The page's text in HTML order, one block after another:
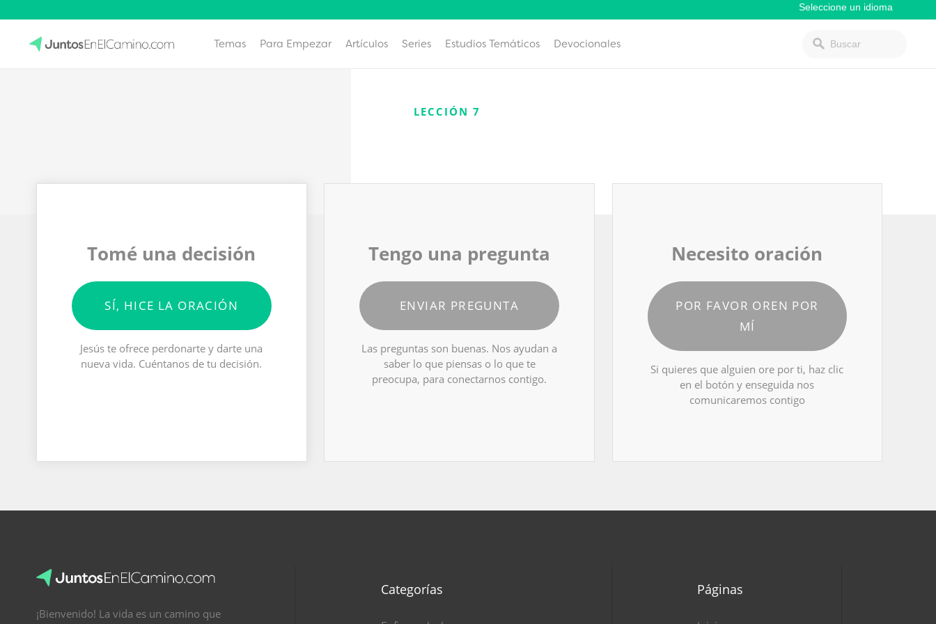
Temas Para Empezar Artículos Series Estudios Temáticos Devocionales
LECCIÓN 7
Tomé una decisión
SÍ, HICE LA ORACIÓN
Jesús te ofrece perdonarte y darte una
nueva vida. Cuéntanos de tu decisión.
Tengo una pregunta
ENVIAR PREGUNTA
Las preguntas son buenas. Nos ayudan a
saber lo que piensas o lo que te
preocupa, para conectarnos contigo.
Necesito oración
POR FAVOR OREN POR
MÍ
Si quieres que alguien ore por ti, haz clic
en el botón y enseguida nos
comunicaremos contigo
¡Bienvenido! La vida es un camino que
Categorías Páginas